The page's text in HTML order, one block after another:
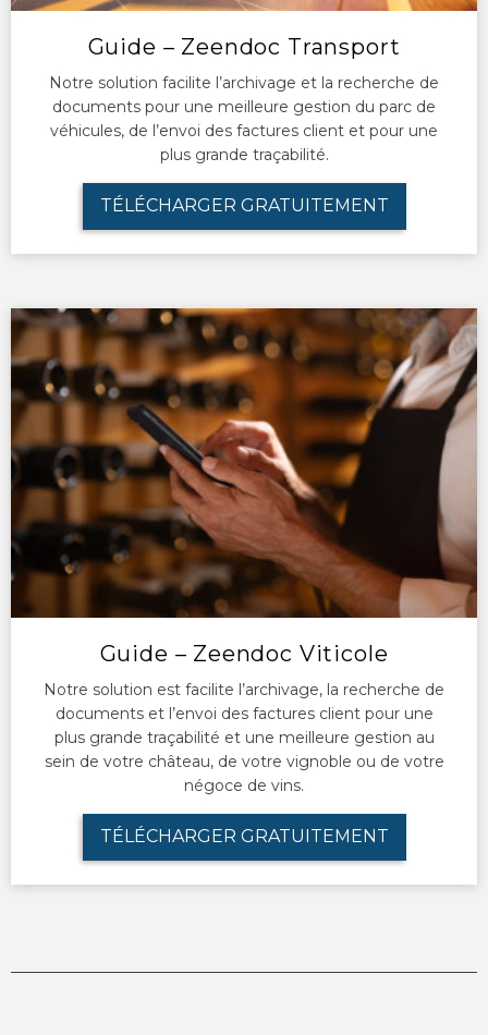
Guide – Zeendoc Transport
Notre solution facilite l’archivage et la recherche de
documents pour une meilleure gestion du parc de
véhicules, de l’envoi des factures client et pour une
plus grande traçabilité.
TÉLÉCHARGER GRATUITEMENT
Guide – Zeendoc Viticole
Notre solution est facilite l’archivage, la recherche de
documents et l’envoi des factures client pour une
plus grande traçabilité et une meilleure gestion au
sein de votre château, de votre vignoble ou de votre
négoce de vins.
TÉLÉCHARGER GRATUITEMENT